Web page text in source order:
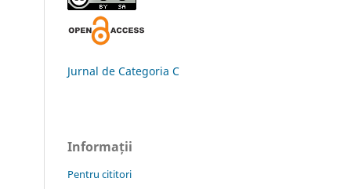
Jurnal de Categoria C
Informații
Pentru cititori